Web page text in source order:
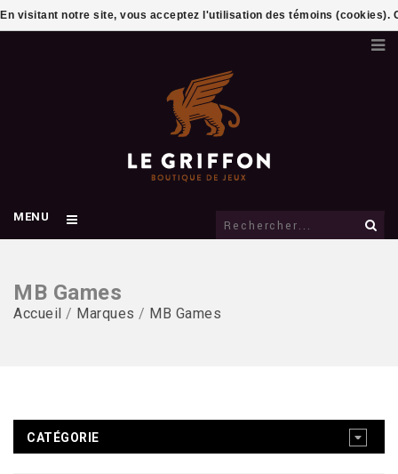
MENU
MB Games
Accueil / Marques / MB Games
CATÉGORIE
En visitant notre site, vous acceptez l'utilisation des témoins